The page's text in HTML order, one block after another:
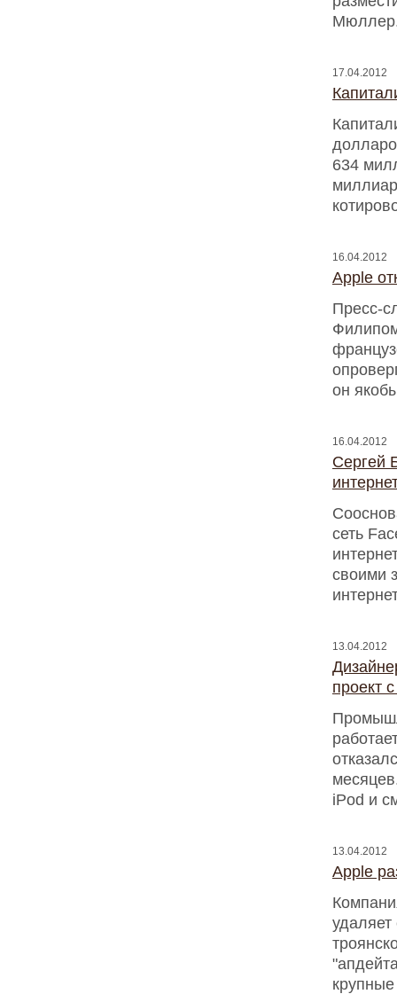
17.04.2012
634
16.04.2012
Apple
Пресс-
он
16.04.2012
Сергей
сеть
своими
13.04.2012
проект
iPod и
13.04.2012
Apple